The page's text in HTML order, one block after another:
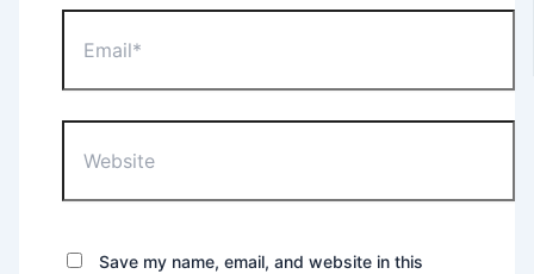
Save my name, email, and website in this